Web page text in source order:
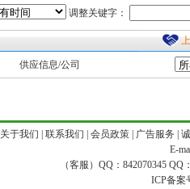
调整关键字：
供应信息/公司
关于我们 联系我们 会员政策| 广告服务
E-
（客服）QQ：842070345 QQ
ICP备案